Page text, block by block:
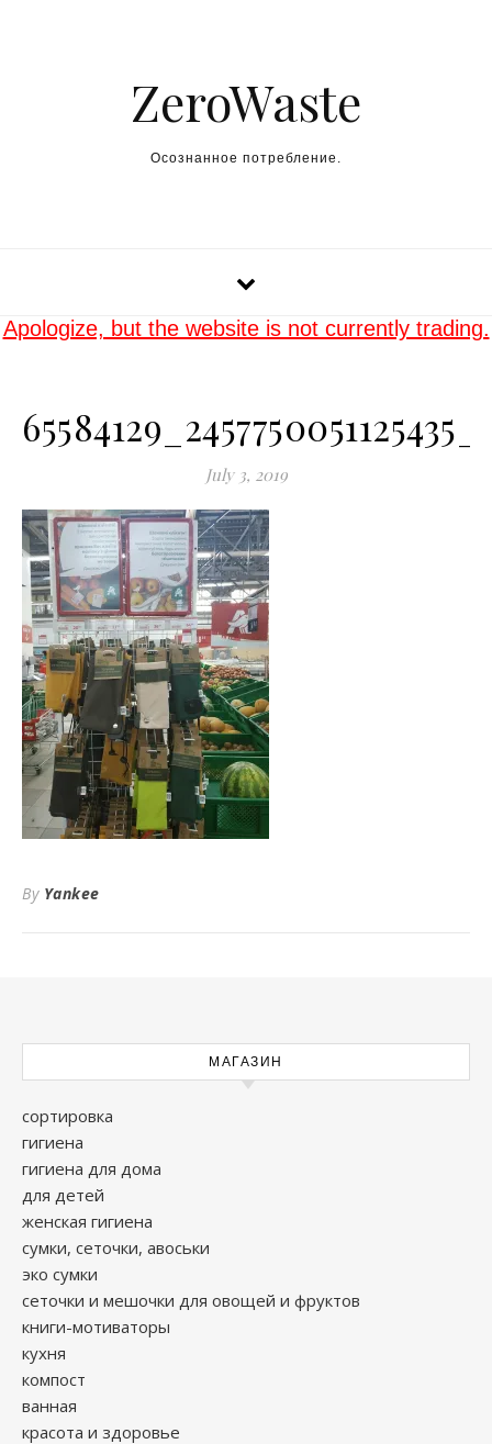
ZeroWaste
Осознанное потребление.
Apologize, but the website is not currently trading.
July 3, 2019
By Yankee
МАГАЗИН
сортировка
гигиена
гигиена для дома
для детей
женская гигиена
сумки, сеточки, авоськи
эко сумки
сеточки и мешочки для овощей и фруктов
книги-мотиваторы
кухня
компост
ванная
красота и здоровье